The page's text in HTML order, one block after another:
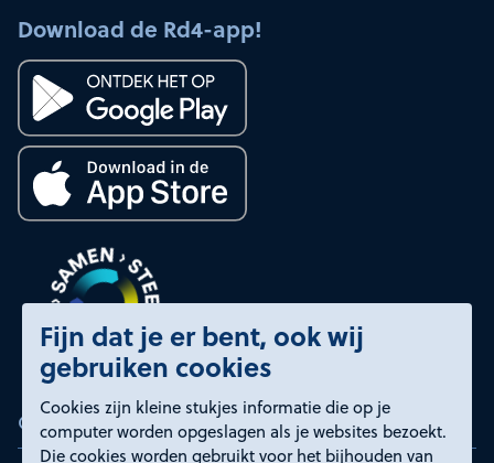
Fijn dat je er bent, ook wij
gebruiken cookies
Cookies zijn kleine stukjes informatie die op je
computer worden opgeslagen als je websites bezoekt.
Die cookies worden gebruikt voor het bijhouden van
Download de Rd4-app!
Certificeringen